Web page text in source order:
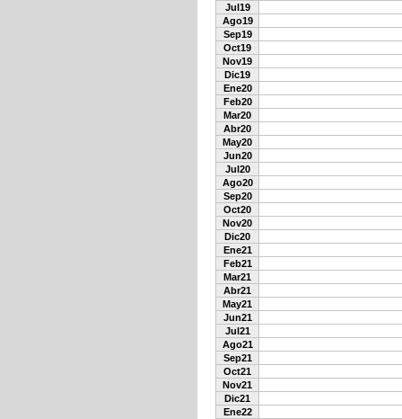
Jul19
Ago19
Sep19
Oct19
Nov19
Dic19
Ene20
Feb20
Mar20
Abr20
May20
Jun20
Jul20
Ago20
Sep20
Oct20
Nov20
Dic20
Ene21
Feb21
Mar21
Abr21
May21
Jun21
Jul21
Ago21
Sep21
Oct21
Nov21
Dic21
Ene22